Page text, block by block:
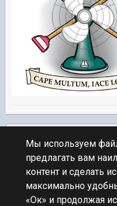
ПЕРЕЙТИ К СПИСКУ ТЕМ
Флудилка
Мы используем
предлагать вам
контент и сделать
максимально
«Ок» и продолжая